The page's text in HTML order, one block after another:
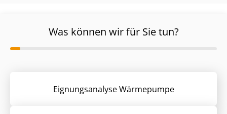
Was können wir für Sie tun?
Eignungsanalyse Wärmepumpe